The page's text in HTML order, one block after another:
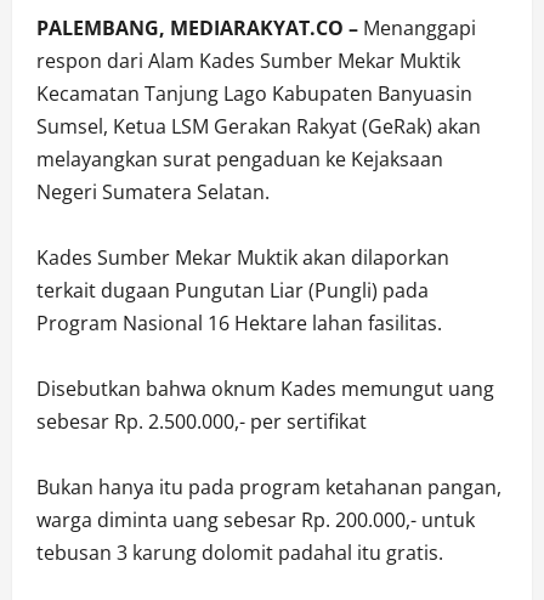
PALEMBANG, MEDIARAKYAT.CO – Menanggapi
respon dari Alam Kades Sumber Mekar Muktik
Kecamatan Tanjung Lago Kabupaten Banyuasin
Sumsel, Ketua LSM Gerakan Rakyat (GeRak) akan
melayangkan surat pengaduan ke Kejaksaan
Negeri Sumatera Selatan.
Kades Sumber Mekar Muktik akan dilaporkan
terkait dugaan Pungutan Liar (Pungli) pada
Program Nasional 16 Hektare lahan fasilitas.
Disebutkan bahwa oknum Kades memungut uang
sebesar Rp. 2.500.000,- per sertifikat
Bukan hanya itu pada program ketahanan pangan,
warga diminta uang sebesar Rp. 200.000,- untuk
tebusan 3 karung dolomit padahal itu gratis.